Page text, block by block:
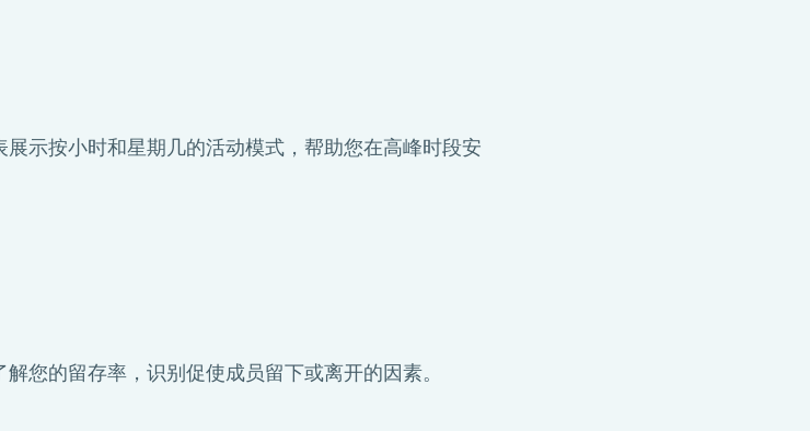
示按小时和星期几的活动模式，帮助您在高峰时段安
您的留存率，识别促使成员留下或离开的因素。